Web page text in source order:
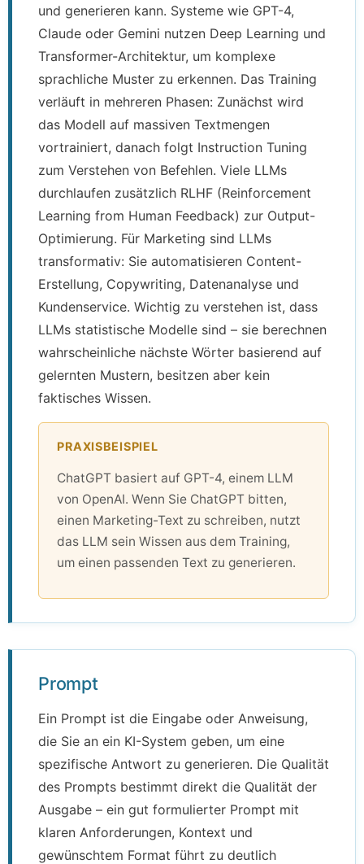
und generieren kann. Systeme wie GPT-4,
Claude oder Gemini nutzen Deep Learning und
Transformer-Architektur, um komplexe
sprachliche Muster zu erkennen. Das Training
verläuft in mehreren Phasen: Zunächst wird
das Modell auf massiven Textmengen
vortrainiert, danach folgt Instruction Tuning
zum Verstehen von Befehlen. Viele LLMs
durchlaufen zusätzlich RLHF (Reinforcement
Learning from Human Feedback) zur Output-
Optimierung. Für Marketing sind LLMs
transformativ: Sie automatisieren Content-
Erstellung, Copywriting, Datenanalyse und
Kundenservice. Wichtig zu verstehen ist, dass
LLMs statistische Modelle sind – sie berechnen
wahrscheinliche nächste Wörter basierend auf
gelernten Mustern, besitzen aber kein
faktisches Wissen.
PRAXISBEISPIEL
ChatGPT basiert auf GPT-4, einem LLM
von OpenAI. Wenn Sie ChatGPT bitten,
einen Marketing-Text zu schreiben, nutzt
das LLM sein Wissen aus dem Training,
um einen passenden Text zu generieren.
Prompt
Ein Prompt ist die Eingabe oder Anweisung,
die Sie an ein KI-System geben, um eine
spezifische Antwort zu generieren. Die Qualität
des Prompts bestimmt direkt die Qualität der
Ausgabe – ein gut formulierter Prompt mit
klaren Anforderungen, Kontext und
gewünschtem Format führt zu deutlich